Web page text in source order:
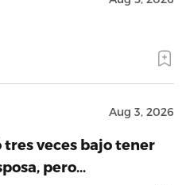
Aug 3, 2026
tres veces bajo tener
pero…